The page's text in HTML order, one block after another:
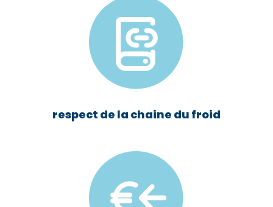
respect de la chaine du froid